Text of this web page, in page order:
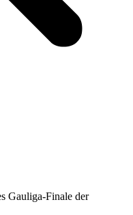
Gauliga-Finale der